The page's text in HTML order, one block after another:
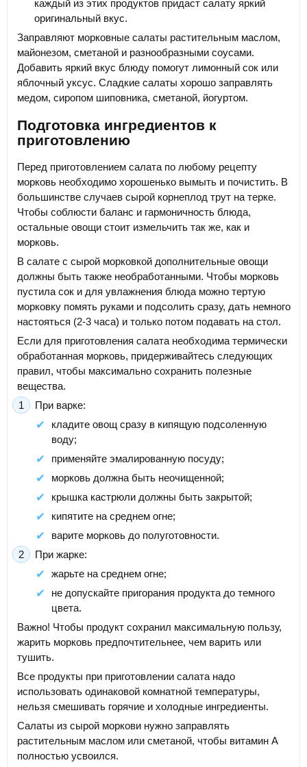
каждый из этих продуктов придаст салату яркий
оригинальный вкус.
Заправляют морковные салаты растительным маслом,
майонезом, сметаной и разнообразными соусами.
Добавить яркий вкус блюду помогут лимонный сок или
яблочный уксус. Сладкие салаты хорошо заправлять
медом, сиропом шиповника, сметаной, йогуртом.
Подготовка ингредиентов к
приготовлению
Перед приготовлением салата по любому рецепту
морковь необходимо хорошенько вымыть и почистить. В
большинстве случаев сырой корнеплод трут на терке.
Чтобы соблюсти баланс и гармоничность блюда,
остальные овощи стоит измельчить так же, как и
морковь.
В салате с сырой морковкой дополнительные овощи
должны быть также необработанными. Чтобы морковь
пустила сок и для увлажнения блюда можно тертую
морковку помять руками и подсолить сразу, дать немного
настояться (2-3 часа) и только потом подавать на стол.
Если для приготовления салата необходима термически
обработанная морковь, придерживайтесь следующих
правил, чтобы максимально сохранить полезные
вещества.
При варке:
кладите овощ сразу в кипящую подсоленную
воду;
применяйте эмалированную посуду;
морковь должна быть неочищенной;
крышка кастрюли должны быть закрытой;
кипятите на среднем огне;
варите морковь до полуготовности.
При жарке:
жарьте на среднем огне;
не допускайте пригорания продукта до темного
цвета.
Важно! Чтобы продукт сохранил максимальную пользу,
жарить морковь предпочтительнее, чем варить или
тушить.
Все продукты при приготовлении салата надо
использовать одинаковой комнатной температуры,
нельзя смешивать горячие и холодные ингредиенты.
Салаты из сырой моркови нужно заправлять
растительным маслом или сметаной, чтобы витамин А
полностью усвоился.